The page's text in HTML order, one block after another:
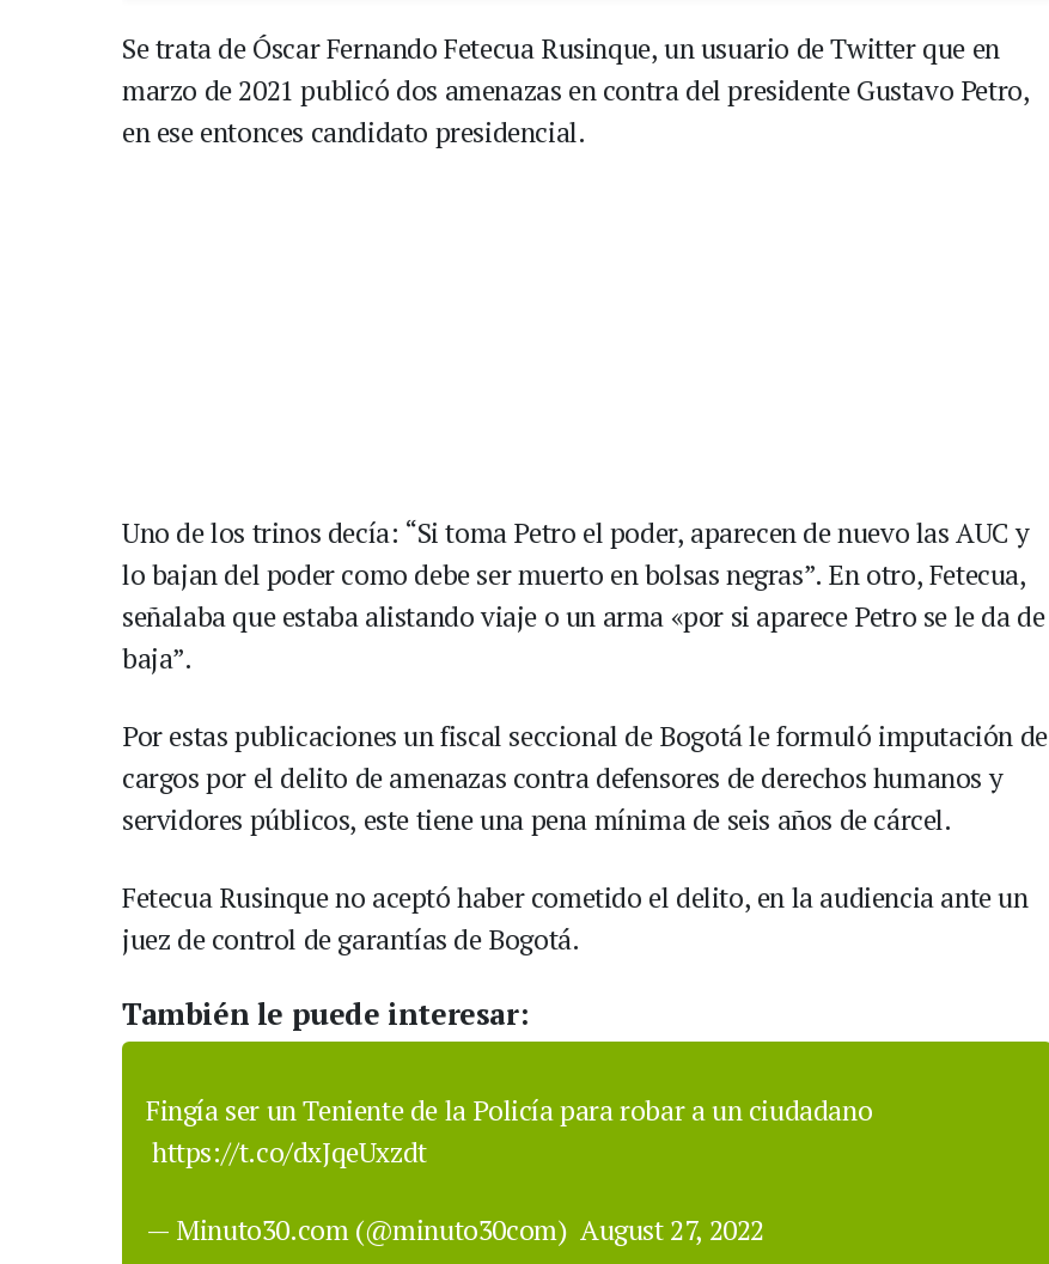
Se trata de Óscar Fernando Fetecua Rusinque, un usuario de Twitter que en
marzo de 2021 publicó dos amenazas en contra del presidente Gustavo Petro,
en ese entonces candidato presidencial.
Uno de los trinos decía: “Si toma Petro el poder, aparecen de nuevo las AUC y
lo bajan del poder como debe ser muerto en bolsas negras”. En otro, Fetecua,
señalaba que estaba alistando viaje o un arma «por si aparece Petro se le da de
baja”.
Por estas publicaciones un fiscal seccional de Bogotá le formuló imputación de
cargos por el delito de amenazas contra defensores de derechos humanos y
servidores públicos, este tiene una pena mínima de seis años de cárcel.
Fetecua Rusinque no aceptó haber cometido el delito, en la audiencia ante un
juez de control de garantías de Bogotá.
También le puede interesar:
Fingía ser un Teniente de la Policía para robar a un ciudadano
https://t.co/dxJqeUxzdt
— Minuto30.com (@minuto30com) August 27, 2022